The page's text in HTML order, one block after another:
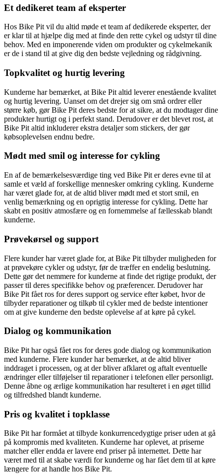
Et dedikeret team af eksperter
Hos Bike Pit vil du altid møde et team af dedikerede eksperter, der
er klar til at hjælpe dig med at finde den rette cykel og udstyr til dine
behov. Med en imponerende viden om produkter og cykelmekanik
er de i stand til at give dig den bedste vejledning og rådgivning.
Topkvalitet og hurtig levering
Kunderne har bemærket, at Bike Pit altid leverer enestående kvalitet
og hurtig levering. Uanset om det drejer sig om små ordrer eller
større køb, gør Bike Pit deres bedste for at sikre, at du modtager dine
produkter hurtigt og i perfekt stand. Derudover er det blevet rost, at
Bike Pit altid inkluderer ekstra detaljer som stickers, der gør
købsoplevelsen endnu bedre.
Mødt med smil og interesse for cykling
En af de bemærkelsesværdige ting ved Bike Pit er deres evne til at
samle et væld af forskellige mennesker omkring cykling. Kunderne
har været glade for, at de altid bliver mødt med et stort smil, en
venlig bemærkning og en oprigtig interesse for cykling. Dette har
skabt en positiv atmosfære og en fornemmelse af fællesskab blandt
kunderne.
Prøvekørsel og support
Flere kunder har været glade for, at Bike Pit tilbyder muligheden for
at prøvekøre cykler og udstyr, før de træffer en endelig beslutning.
Dette gør det nemmere for kunderne at finde det rigtige produkt, der
passer til deres specifikke behov og præferencer. Derudover har
Bike Pit fået ros for deres support og service efter købet, hvor de
tilbyder reparationer og tilkøb til cykler med de bedste intentioner
om at give kunderne den bedste oplevelse af at køre på cykel.
Dialog og kommunikation
Bike Pit har også fået ros for deres gode dialog og kommunikation
med kunderne. Flere kunder har bemærket, at de altid bliver
inddraget i processen, og at der bliver afklaret og aftalt eventuelle
ændringer eller tilføjelser til reparationer i telefonen eller personligt.
Denne åbne og ærlige kommunikation har resulteret i en øget tillid
og tilfredshed blandt kunderne.
Pris og kvalitet i topklasse
Bike Pit har formået at tilbyde konkurrencedygtige priser uden at gå
på kompromis med kvaliteten. Kunderne har oplevet, at priserne
matcher eller endda er lavere end priser på internettet. Dette har
været med til at skabe værdi for kunderne og har fået dem til at køre
længere for at handle hos Bike Pit.